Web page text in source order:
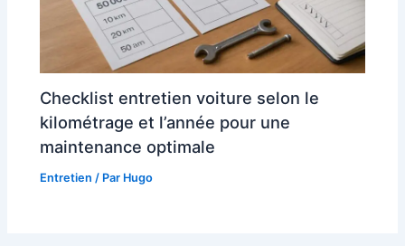
Checklist entretien voiture selon le
kilométrage et l’année pour une
maintenance optimale
Entretien / Par Hugo